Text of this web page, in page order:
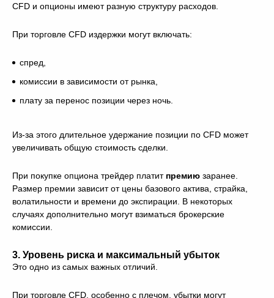
CFD и опционы имеют разную структуру расходов.
При торговле CFD издержки могут включать:
спред,
комиссии в зависимости от рынка,
плату за перенос позиции через ночь.
Из-за этого длительное удержание позиции по CFD может
увеличивать общую стоимость сделки.
При покупке опциона трейдер платит премию заранее.
Размер премии зависит от цены базового актива, страйка,
волатильности и времени до экспирации. В некоторых
случаях дополнительно могут взиматься брокерские
комиссии.
3. Уровень риска и максимальный убыток
Это одно из самых важных отличий.
При торговле CFD, особенно с плечом, убытки могут